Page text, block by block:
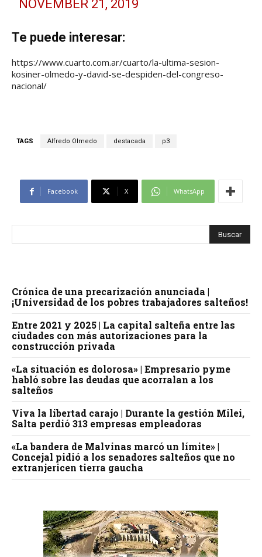
NOVEMBER 21, 2019
Te puede interesar:
https://www.cuarto.com.ar/cuarto/la-ultima-sesion-
kosiner-olmedo-y-david-se-despiden-del-congreso-
nacional/
TAGS Alfredo Olmedo destacada p3
Facebook X WhatsApp
Crónica de una precarización anunciada |
¡Universidad de los pobres trabajadores salteños!
Entre 2021 y 2025 | La capital salteña entre las
ciudades con más autorizaciones para la
construcción privada
«La situación es dolorosa» | Empresario pyme
habló sobre las deudas que acorralan a los
salteños
Viva la libertad carajo | Durante la gestión Milei,
Salta perdió 313 empresas empleadoras
«La bandera de Malvinas marcó un límite» |
Concejal pidió a los senadores salteños que no
extranjericen tierra gaucha